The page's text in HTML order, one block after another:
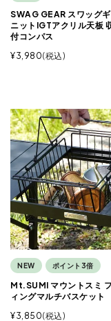
SWAG GEAR スワッグ
ニットIGTアクリル天板
付コンパス
¥3,980 税込
NEW ポイント3倍
Mt.SUMI マウントスミ
ィングマルチバスケット
¥3,850 税込